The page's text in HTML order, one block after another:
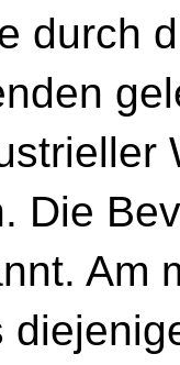
durch
Die
Am